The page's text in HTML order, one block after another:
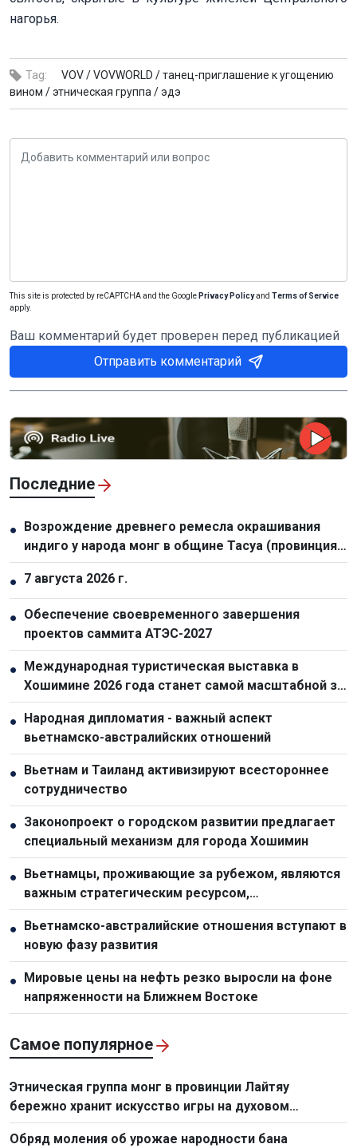
нагорья.
Tag: VOV /VOVWORLD /танец-приглашение к угощению
вином /этническая группа /эдэ
This site is protected by reCAPTCHA and the Google Privacy Policyand Terms of Service
apply.
Ваш комментарий будет проверен перед публикацией
Отправить комментарий
Последние
●
Возрождение древнего ремесла окрашивания
индиго у народа монг в общине Тасуа (провинция
Шонла)
● 7 августа 2026 г.
● Обеспечение своевременного завершения
проектов саммита АТЭС-2027
●
Международная туристическая выставка в
Хошимине 2026 года станет самой масштабной за
всю историю
●
Народная дипломатия - важный аспект
вьетнамско-австралийских отношений
●
Вьетнам и Таиланд активизируют всестороннее
сотрудничество
● Законопроект о городском развитии предлагает
специальный механизм для города Хошимин
●
Вьетнамцы, проживающие за рубежом, являются
важным стратегическим ресурсом,
способствующим укреплению национальной мощи
●
Вьетнамско-австралийские отношения вступают в
новую фазу развития
●
Мировые цены на нефть резко выросли на фоне
напряженности на Ближнем Востоке
Самое популярное
Этническая группа монг в провинции Лайтяу
бережно хранит искусство игры на духовом
музыкальном инструменте «кхен»
Обряд моления об урожае народности бана